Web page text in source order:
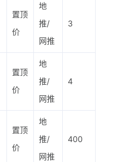
置顶
价
地
推/
网推
3
置顶
价
地
推/
网推
4
置顶
价
地
推/
网推
400